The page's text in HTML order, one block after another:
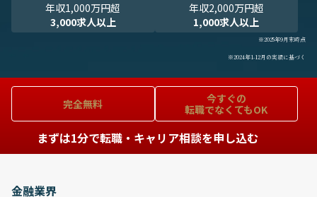
年収1,000万円超
3,000求人以上
年収2,000万円超
1,000求人以上
※2025年9月末時点
※2024年1-12月の実績に基づく
完全無料
今すぐの
転職でなくてもOK
まずは1分で転職・キャリア相談を申し込む
金融業界